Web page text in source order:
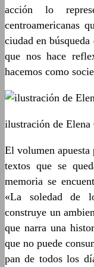
acción lo
centroamericanas
ciudad en
que nos hace
hacemos como
ilustración de Elena
El volumen
textos que se
memoria se
«La soledad de
construye un
que narra una
que no puede
pan de todos los